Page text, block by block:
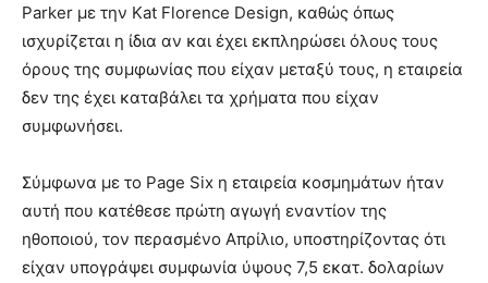
Parker με την Kat Florence Design, καθώς όπως
ισχυρίζεται η ίδια αν και έχει εκπληρώσει όλους τους
όρους της συμφωνίας που είχαν μεταξύ τους, η εταιρεία
δεν της έχει καταβάλει τα χρήματα που είχαν
συμφωνήσει.
Σύμφωνα με το Page Six η εταιρεία κοσμημάτων ήταν
αυτή που κατέθεσε πρώτη αγωγή εναντίον της
ηθοποιού, τον περασμένο Απρίλιο, υποστηρίζοντας ότι
είχαν υπογράψει συμφωνία ύψους 7,5 εκατ. δολαρίων